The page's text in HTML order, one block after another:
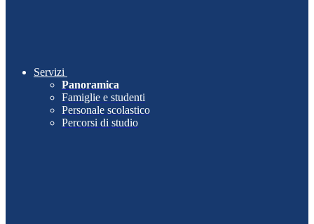
Servizi
Panoramica
Famiglie e studenti
Personale scolastico
Percorsi di studio